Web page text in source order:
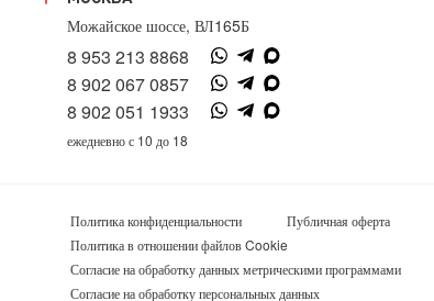
Можайское шоссе, ВЛ165Б
8 953 213 8868
8 902 067 0857
8 902 051 1933
ежедневно с 10 до 18
Политика конфиденциальности Публичная оферта
Политика в отношении файлов Cookie
Согласие на обработку данных метрическими программами
Согласие на обработку персональных данных